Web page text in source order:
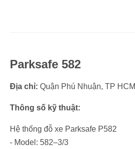
Parksafe 582
Địa chỉ: Quận Phú Nhuận, TP HCM
Thông số kỹ thuật:
Hệ thống đỗ xe Parksafe P582
- Model: 582–3/3